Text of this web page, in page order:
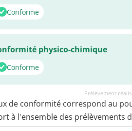
Conforme
physico-chimique
Conforme
Prélèvement
de conformité correspond au
à l'ensemble des prélèvements